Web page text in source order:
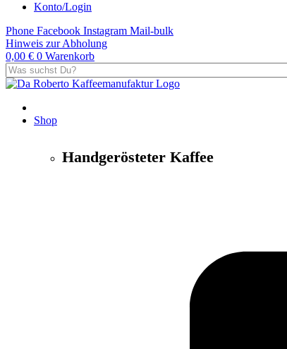
Konto/Login
Phone Facebook Instagram Mail-bulk
Hinweis zur Abholung
0,00 € 0 Warenkorb
Shop
Handgerösteter Kaffee